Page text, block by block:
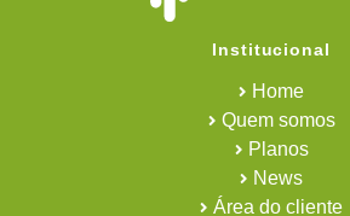
Institucional
Home
Quem somos
Planos
News
Área do cliente